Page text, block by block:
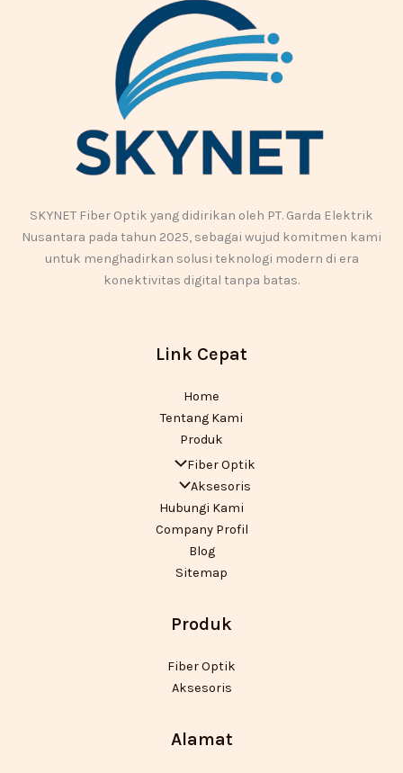
SKYNET Fiber Optik yang didirikan oleh PT. Garda Elektrik
Nusantara pada tahun 2025, sebagai wujud komitmen kami
untuk menghadirkan solusi teknologi modern di era
konektivitas digital tanpa batas.
Link Cepat
Home
Tentang Kami
Produk
Fiber Optik
Aksesoris
Hubungi Kami
Company Profil
Blog
Sitemap
Produk
Fiber Optik
Aksesoris
Alamat